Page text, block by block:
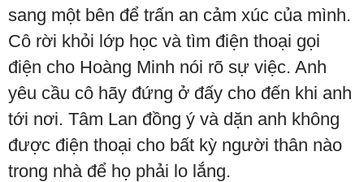
sang một bên để trấn an cảm xúc của mình.
Cô rời khỏi lớp học và tìm điện thoại gọi
điện cho Hoàng Minh nói rõ sự việc. Anh
yêu cầu cô hãy đứng ở đấy cho đến khi anh
tới nơi. Tâm Lan đồng ý và dặn anh không
được điện thoại cho bất kỳ người thân nào
trong nhà để họ phải lo lắng.